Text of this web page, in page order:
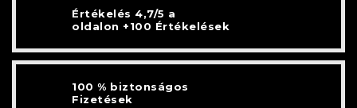
Értékelés 4,7/5 a
oldalon +100 Értékelések
100 % biztonságos
Fizetések